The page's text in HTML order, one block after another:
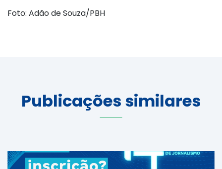
Foto: Adão de Souza/PBH
Publicações similares